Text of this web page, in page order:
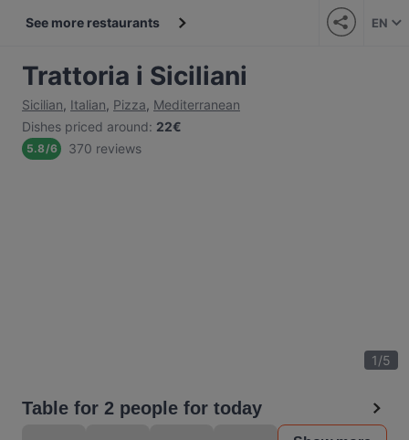
See more restaurants EN
Trattoria i Siciliani
Sicilian, Italian, Pizza, Mediterranean
Dishes priced around: 22€
5.8/6 370 reviews
1/5
Table for 2 people for today